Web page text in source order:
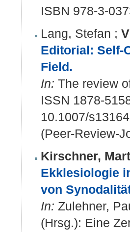
ISBN 978-3-
Lang, Stefan ;
Editorial: Self-
Field.
In: The review
ISSN 1878-
10.1007/
(Peer-Review-
Kirschner,
Ekklesiologie
von
In: Zulehner,
(Hrsg.): Eine